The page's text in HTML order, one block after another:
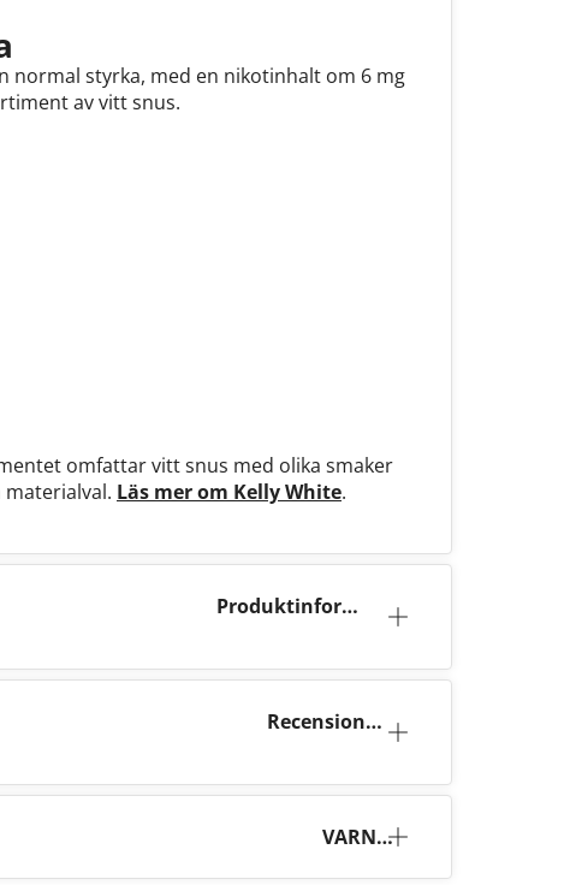
normal styrka, med en nikotinhalt om 6 mg
av vitt snus.
omfattar vitt snus med olika smaker
Läs mer om Kelly White.
Produktinforma
Recensione
VARNI